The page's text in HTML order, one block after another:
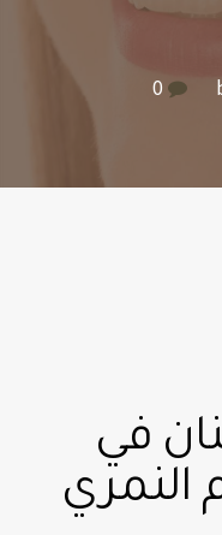
0
في
النمري